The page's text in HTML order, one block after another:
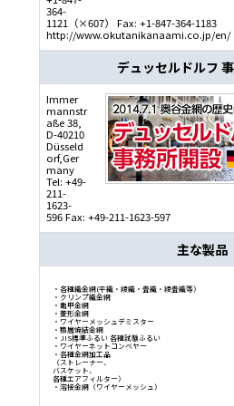
364-
1121（×607） Fax: +1-847-364-1183
http://www.okutanikanaami.co.jp/en/
デュッセルドルフ
Immer
mannstr
aße 38,
D-40210
Düsseld
orf,Ger
many
Tel: +49-
211-
1623-
596 Fax: +49-211-1623-597
主な製品
・ 各種織金網(平織・ 綾織・ 畳織・ 綾畳織等）
・ クリンプ織金網
・ 亀甲金網
・ 菱形金網
・ ワイヤーメッシュデミスター
・ 積層焼結金網
・ JIS標準ふるい 各種試験ふるい
・ ワイヤーネットコンベヤー
・ 各種金網加工品
（ストレーナー、
バスケット、
各種エアフィルター）
・ 溶接金網（ワイヤーメッシュ）